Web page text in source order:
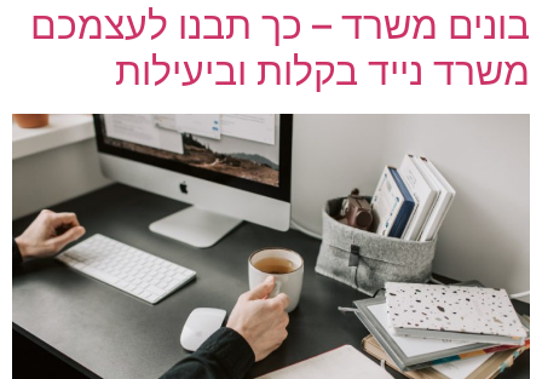
בונים משרד – כך תבנו לעצמכם
משרד נייד בקלות וביעילות